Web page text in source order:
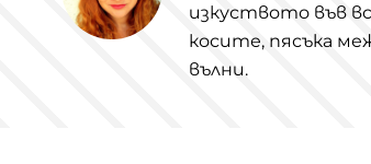
изкуството във
косите, пясъка
вълни.